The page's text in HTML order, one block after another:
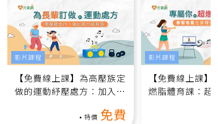
【免費線上課】為高壓族定
做的運動紓壓處方：加入行
特價 免費
影片課程
【免費線上課
燃脂體育課：超
影片課程